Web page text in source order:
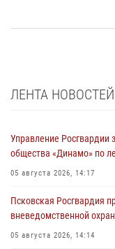
ЛЕНТА НОВОСТЕЙ
Управление Росгвардии
общества «Динамо» по
05 августа 2026, 14:17
Псковская Росгвардия
вневедомственной
05 августа 2026, 14:14